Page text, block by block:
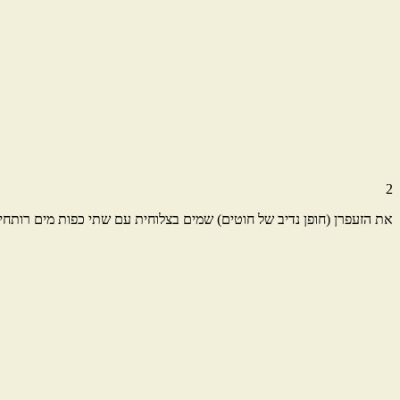
2
את הזעפרן (חופן נדיב של חוטים) שמים בצלוחית עם שתי כפות מים